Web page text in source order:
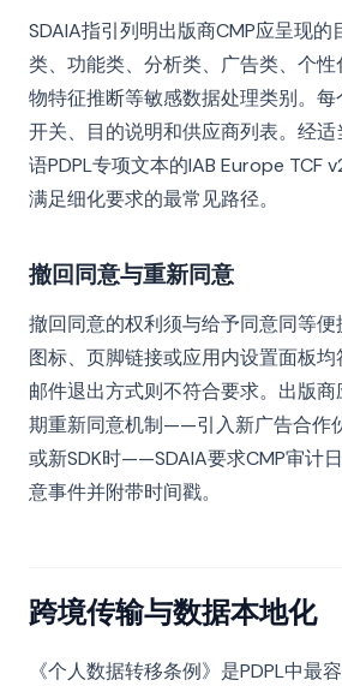
SDAIA指引列明出版商CMP应呈现
类、功能类、分析类、广告类、个
物特征推断等敏感数据处理类别。
开关、目的说明和供应商列表。经
语PDPL专项文本的IAB Europe TCF
满足细化要求的最常见路径。
撤回同意与重新同意
撤回同意的权利须与给予同意同等
图标、页脚链接或应用内设置面板
邮件退出方式则不符合要求。出版
期重新同意机制——引入新广告合作
或新SDK时——SDAIA要求CMP审计
意事件并附带时间戳。
跨境传输与数据本地化
《个人数据转移条例》是PDPL中最